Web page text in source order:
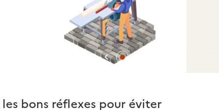
bons réflexes pour éviter